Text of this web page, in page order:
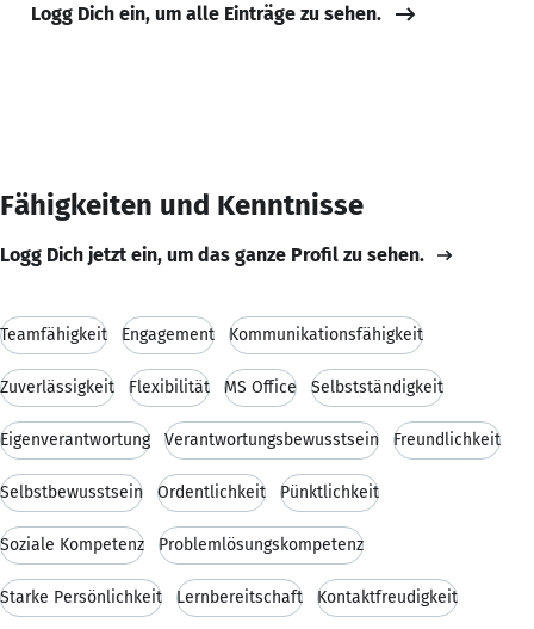
Logg Dich ein, um alle Einträge zu sehen.
Fähigkeiten und Kenntnisse
Logg Dich jetzt ein, um das ganze Profil zu sehen.
Teamfähigkeit Engagement Kommunikationsfähigkeit
Zuverlässigkeit Flexibilität MS Office Selbstständigkeit
Eigenverantwortung Verantwortungsbewusstsein Freundlichkeit
Selbstbewusstsein Ordentlichkeit Pünktlichkeit
Soziale Kompetenz Problemlösungskompetenz
Starke Persönlichkeit Lernbereitschaft Kontaktfreudigkeit